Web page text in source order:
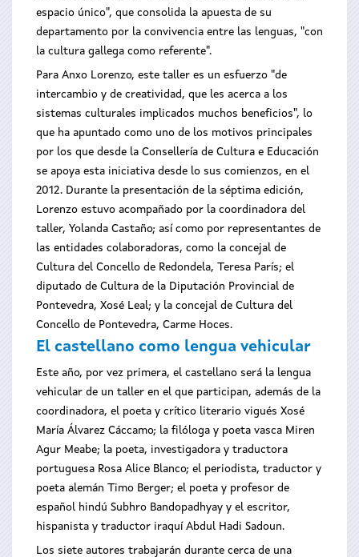
espacio único", que consolida la apuesta de su
departamento por la convivencia entre las lenguas, "con
la cultura gallega como referente".
Para Anxo Lorenzo, este taller es un esfuerzo "de
intercambio y de creatividad, que les acerca a los
sistemas culturales implicados muchos beneficios", lo
que ha apuntado como uno de los motivos principales
por los que desde la Consellería de Cultura e Educación
se apoya esta iniciativa desde lo sus comienzos, en el
2012. Durante la presentación de la séptima edición,
Lorenzo estuvo acompañado por la coordinadora del
taller, Yolanda Castaño; así como por representantes de
las entidades colaboradoras, como la concejal de
Cultura del Concello de Redondela, Teresa París; el
diputado de Cultura de la Diputación Provincial de
Pontevedra, Xosé Leal; y la concejal de Cultura del
Concello de Pontevedra, Carme Hoces.
El castellano como lengua vehicular
Este año, por vez primera, el castellano será la lengua
vehicular de un taller en el que participan, además de la
coordinadora, el poeta y crítico literario vigués Xosé
María Álvarez Cáccamo; la filóloga y poeta vasca Miren
Agur Meabe; la poeta, investigadora y traductora
portuguesa Rosa Alice Blanco; el periodista, traductor y
poeta alemán Timo Berger; el poeta y profesor de
español hindú Subhro Bandopadhyay y el escritor,
hispanista y traductor iraquí Abdul Hadi Sadoun.
Los siete autores trabajarán durante cerca de una